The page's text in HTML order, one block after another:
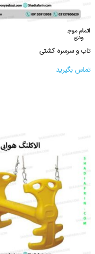
اتمام موج
ودی
تاب و سرسره کشتی
تماس بگیرید